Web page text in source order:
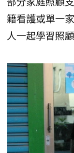
籍看護或單一
人一起學習照